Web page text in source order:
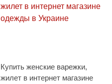
Купить женские варежки,
жилет в интернет магазине